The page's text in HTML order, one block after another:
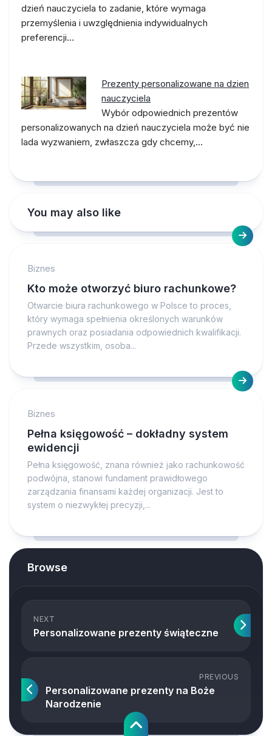
dzień nauczyciela to zadanie, które wymaga
przemyślenia i uwzględnienia indywidualnych
preferencji…
Prezenty personalizowane na dzien
nauczyciela
Wybór odpowiednich prezentów
personalizowanych na dzień nauczyciela może być nie
lada wyzwaniem, zwłaszcza gdy chcemy,…
You may also like
Biznes
Kto może otworzyć biuro rachunkowe?
Otwarcie biura rachunkowego w Polsce to proces,
który wymaga spełnienia określonych warunków
prawnych oraz posiadania odpowiednich kwalifikacji.
Przede wszystkim, osoba...
Biznes
Pełna księgowość – dokładny system
ewidencji
Pełna księgowość, znana również jako rachunkowość
podwójna, stanowi fundament prawidłowego
zarządzania finansami każdej organizacji. Jest to
system o niezwykłej precyzji,...
Browse
NEXT
Personalizowane prezenty świąteczne
PREVIOUS
Personalizowane prezenty na Boże
Narodzenie